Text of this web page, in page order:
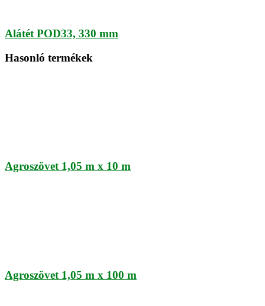
Alátét POD33, 330 mm
Hasonló termékek
Agroszövet 1,05 m x 10 m
Agroszövet 1,05 m x 100 m